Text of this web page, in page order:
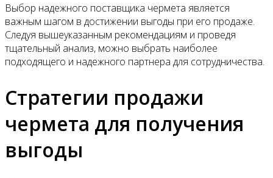
Выбор надежного поставщика чермета является
важным шагом в достижении выгоды при его продаже.
Следуя вышеуказанным рекомендациям и проведя
тщательный анализ, можно выбрать наиболее
подходящего и надежного партнера для сотрудничества.
Стратегии продажи
чермета для получения
выгоды